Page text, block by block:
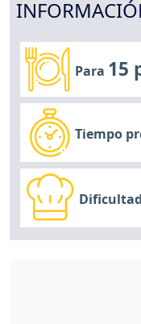
Para 15
Tiempo
Dificultad